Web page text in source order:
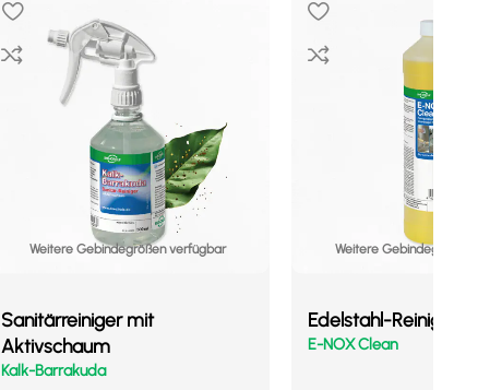
Weitere Gebindegrößen verfügbar
Sanitärreiniger mit
Aktivschaum
Kalk-Barrakuda
Weitere Gebindegrößen
Edelstahl-
E-NOX Clean